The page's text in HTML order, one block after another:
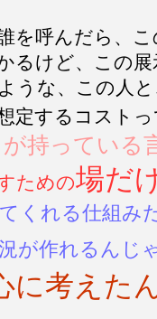
を呼んだら、
るけど、この
うな、この人
定するコスト
が持っている
ための場だ
くれる仕組み
が作れるんじ
に考えた